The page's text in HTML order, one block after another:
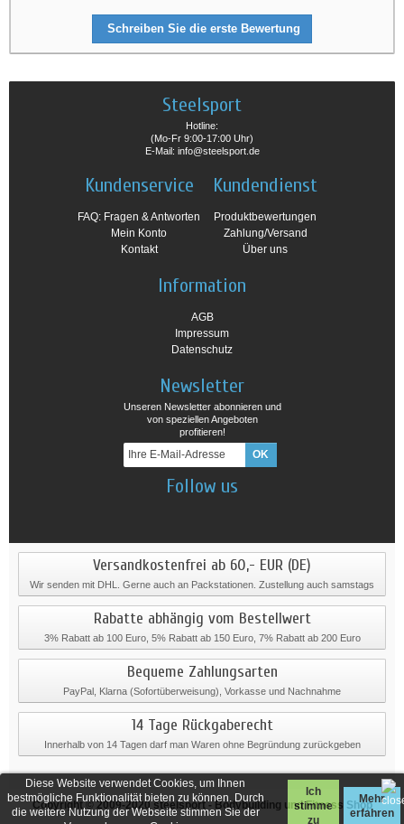
Diese Website verwendet Cookies, um Ihnen
bestmögliche Funktionalität bieten zu können. Durch
die weitere Nutzung der Webseite stimmen Sie der
Ich
stimme
zu
Mehr
erfahren
Schreiben Sie die erste Bewertung
Steelsport
Hotline:
(Mo-Fr 9:00-17:00 Uhr)
E-Mail: info@steelsport.de
Kundenservice
FAQ: Fragen & Antworten
Mein Konto
Kontakt
Kundendienst
Produktbewertungen
Zahlung/Versand
Über uns
Information
AGB
Impressum
Datenschutz
Newsletter
Unseren Newsletter abonnieren und
von speziellen Angeboten
profitieren!
Follow us
Versandkostenfrei ab 60,- EUR (DE)
Wir senden mit DHL. Gerne auch an Packstationen. Zustellung auch samstags
Rabatte abhängig vom Bestellwert
3% Rabatt ab 100 Euro, 5% Rabatt ab 150 Euro, 7% Rabatt ab 200 Euro
Bequeme Zahlungsarten
PayPal, Klarna (Sofortüberweisung), Vorkasse und Nachnahme
14 Tage Rückgaberecht
Innerhalb von 14 Tagen darf man Waren ohne Begründung zurückgeben
Copyright © 2009-2020steelsport- Bodybuilding und Fitness Shop